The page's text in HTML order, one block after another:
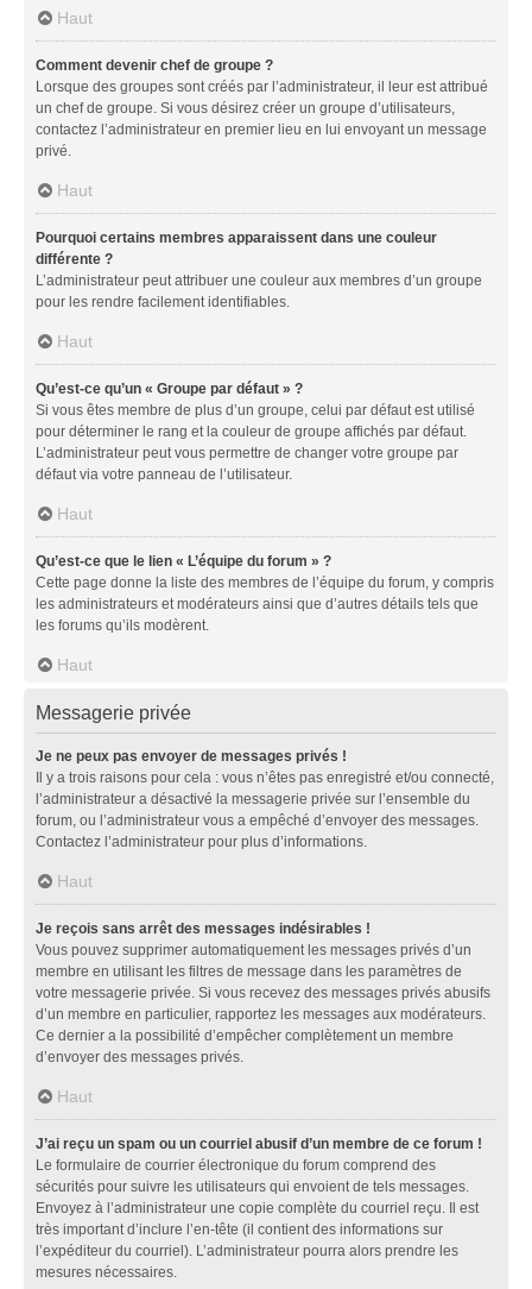
Haut
Comment devenir chef de groupe ?
Lorsque des groupes sont créés par l’administrateur, il leur est attribué
un chef de groupe. Si vous désirez créer un groupe d’utilisateurs,
contactez l’administrateur en premier lieu en lui envoyant un message
privé.
Haut
Pourquoi certains membres apparaissent dans une couleur
différente ?
L’administrateur peut attribuer une couleur aux membres d’un groupe
pour les rendre facilement identifiables.
Haut
Qu’est-ce qu’un « Groupe par défaut » ?
Si vous êtes membre de plus d’un groupe, celui par défaut est utilisé
pour déterminer le rang et la couleur de groupe affichés par défaut.
L’administrateur peut vous permettre de changer votre groupe par
défaut via votre panneau de l’utilisateur.
Haut
Qu’est-ce que le lien « L’équipe du forum » ?
Cette page donne la liste des membres de l’équipe du forum, y compris
les administrateurs et modérateurs ainsi que d’autres détails tels que
les forums qu’ils modèrent.
Haut
Messagerie privée
Je ne peux pas envoyer de messages privés !
Il y a trois raisons pour cela : vous n’êtes pas enregistré et/ou connecté,
l’administrateur a désactivé la messagerie privée sur l’ensemble du
forum, ou l’administrateur vous a empêché d’envoyer des messages.
Contactez l’administrateur pour plus d’informations.
Haut
Je reçois sans arrêt des messages indésirables !
Vous pouvez supprimer automatiquement les messages privés d’un
membre en utilisant les filtres de message dans les paramètres de
votre messagerie privée. Si vous recevez des messages privés abusifs
d’un membre en particulier, rapportez les messages aux modérateurs.
Ce dernier a la possibilité d’empêcher complètement un membre
d’envoyer des messages privés.
Haut
J’ai reçu un spam ou un courriel abusif d’un membre de ce forum !
Le formulaire de courrier électronique du forum comprend des
sécurités pour suivre les utilisateurs qui envoient de tels messages.
Envoyez à l’administrateur une copie complète du courriel reçu. Il est
très important d’inclure l’en-tête (il contient des informations sur
l’expéditeur du courriel). L’administrateur pourra alors prendre les
mesures nécessaires.